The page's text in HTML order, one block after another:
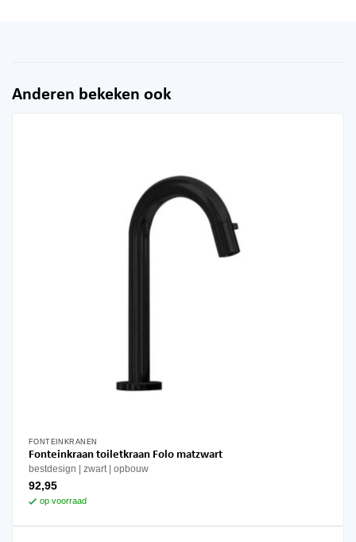
Anderen bekeken ook
FONTEINKRANEN
Fonteinkraan toiletkraan Folo matzwart
bestdesign zwart opbouw
92,95
op voorraad